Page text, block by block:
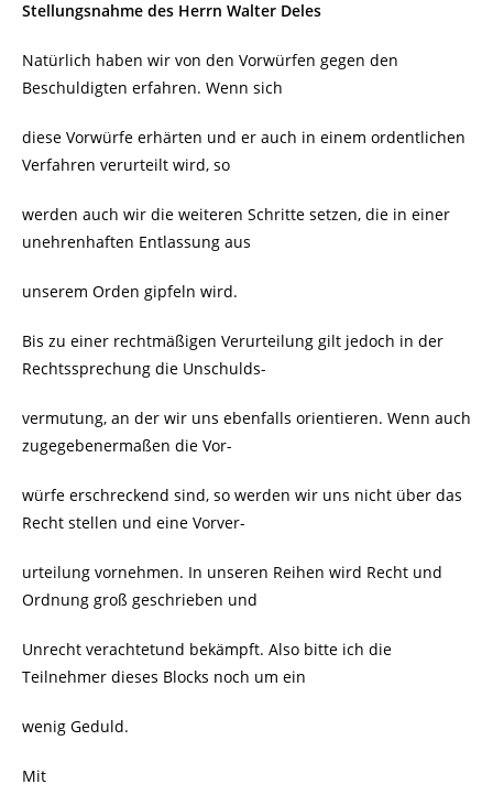
Stellungsnahme des Herrn Walter Deles
Natürlich haben wir von den Vorwürfen gegen den
Beschuldigten erfahren. Wenn sich
diese Vorwürfe erhärten und er auch in einem ordentlichen
Verfahren verurteilt wird, so
werden auch wir die weiteren Schritte setzen, die in einer
unehrenhaften Entlassung aus
unserem Orden gipfeln wird.
Bis zu einer rechtmäßigen Verurteilung gilt jedoch in der
Rechtssprechung die Unschulds-
vermutung, an der wir uns ebenfalls orientieren. Wenn auch
zugegebenermaßen die Vor-
würfe erschreckend sind, so werden wir uns nicht über das
Recht stellen und eine Vorver-
urteilung vornehmen. In unseren Reihen wird Recht und
Ordnung groß geschrieben und
Unrecht verachtetund bekämpft. Also bitte ich die
Teilnehmer dieses Blocks noch um ein
wenig Geduld.
Mit